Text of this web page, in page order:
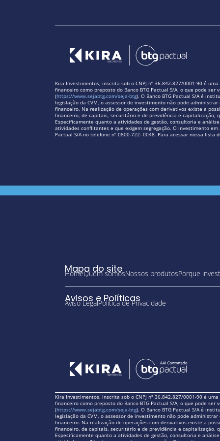
Kira Investimentos, inscrita sob o CNPJ nº 36.842.827/0001-90 é
financeiro como preposto do Banco BTG Pactual S/A, o que pode ser
(https://www.sejabtg.com/seja-btg). O Banco BTG Pactual S/A é
legislação da CVM, o assessor de investimento não pode
financeiro. Na realização de operações com derivativos existe a
financeiro, de capitais, securitário e de previdência e capitalização,
Especificamente quanto a atividades de gestão, consultoria e
atividades conflitantes e que exigem segregação. O investimento
Pactual S/A no telefone nº 0800-722- 0048. Para acessar nossa lista
Mapa do site
HomeQuem somosNossos produtosPorque
Avisos e Políticas
Aviso LegalPolítica de Privacidade
Kira Investimentos, inscrita sob o CNPJ nº 36.842.827/0001-90 é
financeiro como preposto do Banco BTG Pactual S/A, o que pode ser
(https://www.sejabtg.com/seja-btg). O Banco BTG Pactual S/A é
legislação da CVM, o assessor de investimento não pode
financeiro. Na realização de operações com derivativos existe a
financeiro, de capitais, securitário e de previdência e capitalização,
Especificamente quanto a atividades de gestão, consultoria e